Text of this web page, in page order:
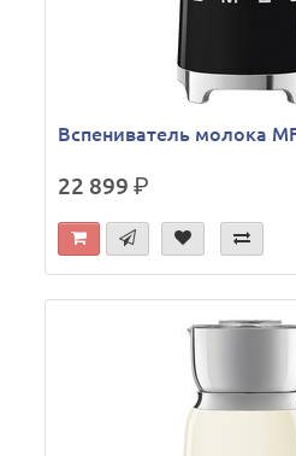
Вспениватель молока
22 899р.